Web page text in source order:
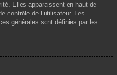
Elles apparaissent en haut de
contrôle de l’utilisateur. Les
générales sont définies par les